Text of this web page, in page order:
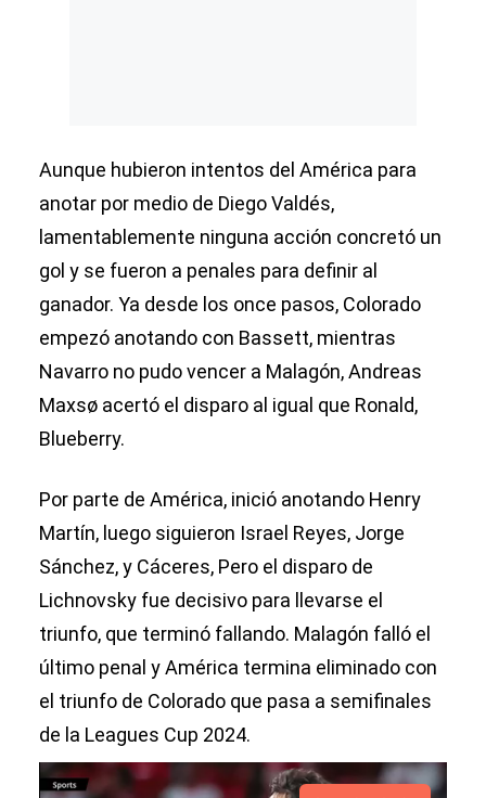
Aunque hubieron intentos del América para
anotar por medio de Diego Valdés,
lamentablemente ninguna acción concretó un
gol y se fueron a penales para definir al
ganador. Ya desde los once pasos, Colorado
empezó anotando con Bassett, mientras
Navarro no pudo vencer a Malagón, Andreas
Maxsø acertó el disparo al igual que Ronald,
Blueberry.
Por parte de América, inició anotando Henry
Martín, luego siguieron Israel Reyes, Jorge
Sánchez, y Cáceres, Pero el disparo de
Lichnovsky fue decisivo para llevarse el
triunfo, que terminó fallando. Malagón falló el
último penal y América termina eliminado con
el triunfo de Colorado que pasa a semifinales
de la Leagues Cup 2024.